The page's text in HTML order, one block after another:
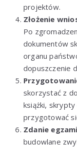
projektów.
Złożenie
Po
dokumentów
organu
dopuszczenie
skorzystać z
książki,
przygotować
Zdanie
budowlane